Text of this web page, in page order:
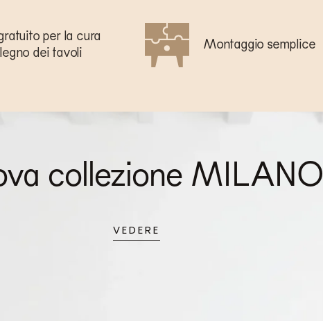
per la cura
dei tavoli
Montaggio semplice
collezione MILANO
VEDERE